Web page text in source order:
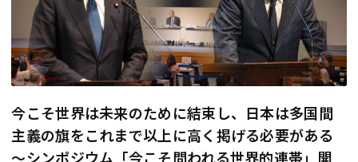
今こそ世界は未来のために結束し、日本は多国間
主義の旗をこれまで以上に高く掲げる必要がある
～シンポジウム「今こそ問われる世界的連帯」開